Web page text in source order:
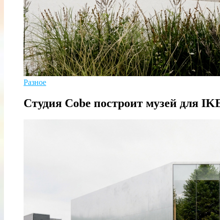
Разное
Студия Cobe построит музей для